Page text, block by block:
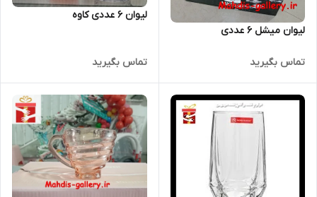
لیوان میشل 6 عددی
تماس بگیرید
لیوان 6 عددی کاوه
تماس بگیرید